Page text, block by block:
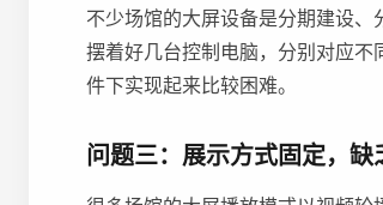
不少场馆的大屏设备是分期建设
摆着好几台控制电脑，分别对应
件下实现起来比较困难。
问题三：展示方式固定，缺